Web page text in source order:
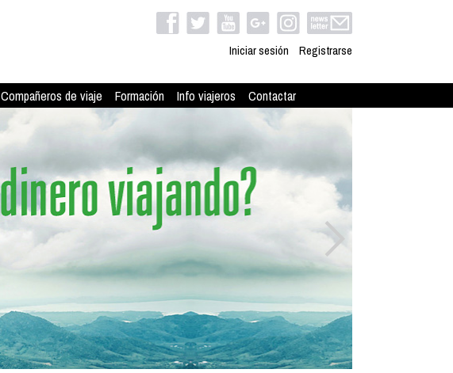
Iniciar sesión Registrarse
Compañeros de viaje Formación Info viajeros Contactar